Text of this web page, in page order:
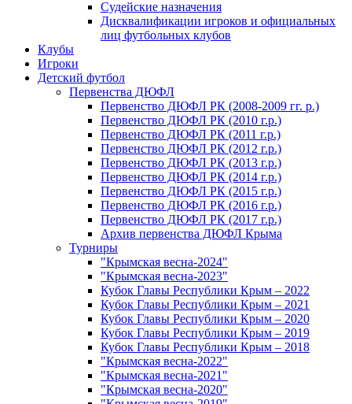
Судейские назначения
Дисквалификации игроков и официальных
лиц футбольных клубов
Клубы
Игроки
Детский футбол
Первенства ДЮФЛ
Первенство ДЮФЛ РК (2008-2009 гг. р.)
Первенство ДЮФЛ РК (2010 г.р.)
Первенство ДЮФЛ РК (2011 г.р.)
Первенство ДЮФЛ РК (2012 г.р.)
Первенство ДЮФЛ РК (2013 г.р.)
Первенство ДЮФЛ РК (2014 г.р.)
Первенство ДЮФЛ РК (2015 г.р.)
Первенство ДЮФЛ РК (2016 г.р.)
Первенство ДЮФЛ РК (2017 г.р.)
Архив первенства ДЮФЛ Крыма
Турниры
"Крымская весна-2024"
"Крымская весна-2023"
Кубок Главы Республики Крым – 2022
Кубок Главы Республики Крым – 2021
Кубок Главы Республики Крым – 2020
Кубок Главы Республики Крым – 2019
Кубок Главы Республики Крым – 2018
"Крымская весна-2022"
"Крымская весна-2021"
"Крымская весна-2020"